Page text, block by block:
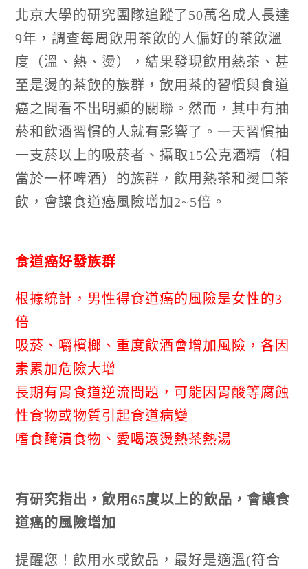
北京大學的研究團隊追蹤了50萬名成人長達
9年，調查每周飲用茶飲的人偏好的茶飲溫
度（溫、熱、燙），結果發現飲用熱茶、甚
至是燙的茶飲的族群，飲用茶的習慣與食道
癌之間看不出明顯的關聯。然而，其中有抽
菸和飲酒習慣的人就有影響了。一天習慣抽
一支菸以上的吸菸者、攝取15公克酒精（相
當於一杯啤酒）的族群，飲用熱茶和燙口茶
飲，會讓食道癌風險增加2~5倍。
食道癌好發族群
根據統計，男性得食道癌的風險是女性的3
倍
吸菸、嚼檳榔、重度飲酒會增加風險，各因
素累加危險大增
長期有胃食道逆流問題，可能因胃酸等腐蝕
性食物或物質引起食道病變
嗜食醃漬食物、愛喝滾燙熱茶熱湯
有研究指出，飲用65度以上的飲品，會讓食
道癌的風險增加
提醒您！飲用水或飲品，最好是適溫(符合